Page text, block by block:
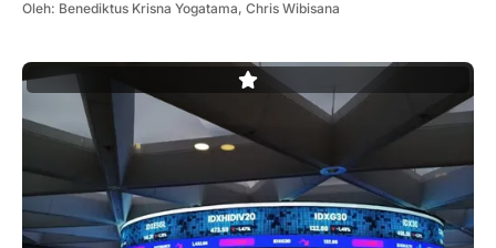
Oleh: Benediktus Krisna Yogatama, Chris Wibisana